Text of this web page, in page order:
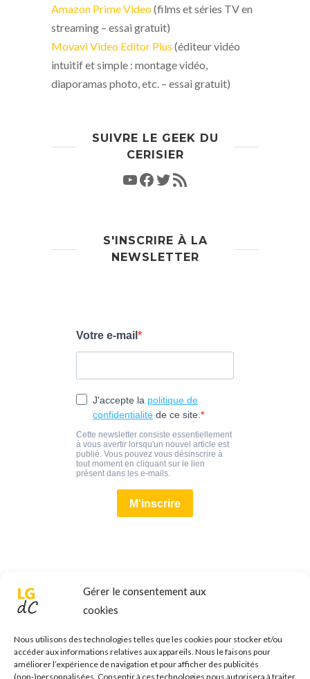
Gérer le consentement aux
cookies
Nous utilisons des technologies telles que les cookies pour stocker et/ou
accéder aux informations relatives aux appareils. Nous le faisons pour
améliorer l’expérience de navigation et pour afficher des publicités
(non-)personnalisées. Consentir à ces technologies nous autorisera à traiter
Amazon Prime Video(films et séries TV en
streaming – essai gratuit)
Movavi Video Editor Plus (éditeur vidéo
intuitif et simple : montage vidéo,
diaporamas photo, etc. – essai gratuit)
SUIVRE LE GEEK DU
CERISIER
S'INSCRIRE À LA
NEWSLETTER